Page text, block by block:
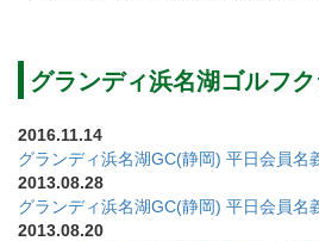
グランディ浜名湖ゴルフ
2016.11.14
グランディ浜名湖GC(静岡) 平日会員名
2013.08.28
グランディ浜名湖GC(静岡) 平日会員名
2013.08.20